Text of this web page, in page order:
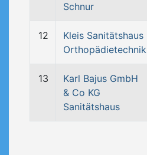
Schnur
12
Kleis Sanitätshaus
Orthopädietechnik
13
Karl Bajus GmbH
& Co KG
Sanitätshaus